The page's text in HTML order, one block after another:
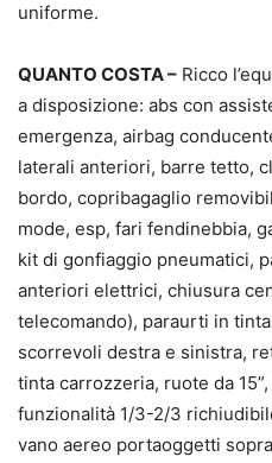
uniforme.
QUANTO COSTA – Ricco
a disposizione: abs con
emergenza, airbag
laterali anteriori, barre tetto,
bordo, copribagaglio
mode, esp, fari fendinebbia,
kit di gonfiaggio pneumatici,
anteriori elettrici, chiusura
telecomando), paraurti in
scorrevoli destra e sinistra,
tinta carrozzeria, ruote da
funzionalità 1/3-2/3
vano aereo portaoggetti